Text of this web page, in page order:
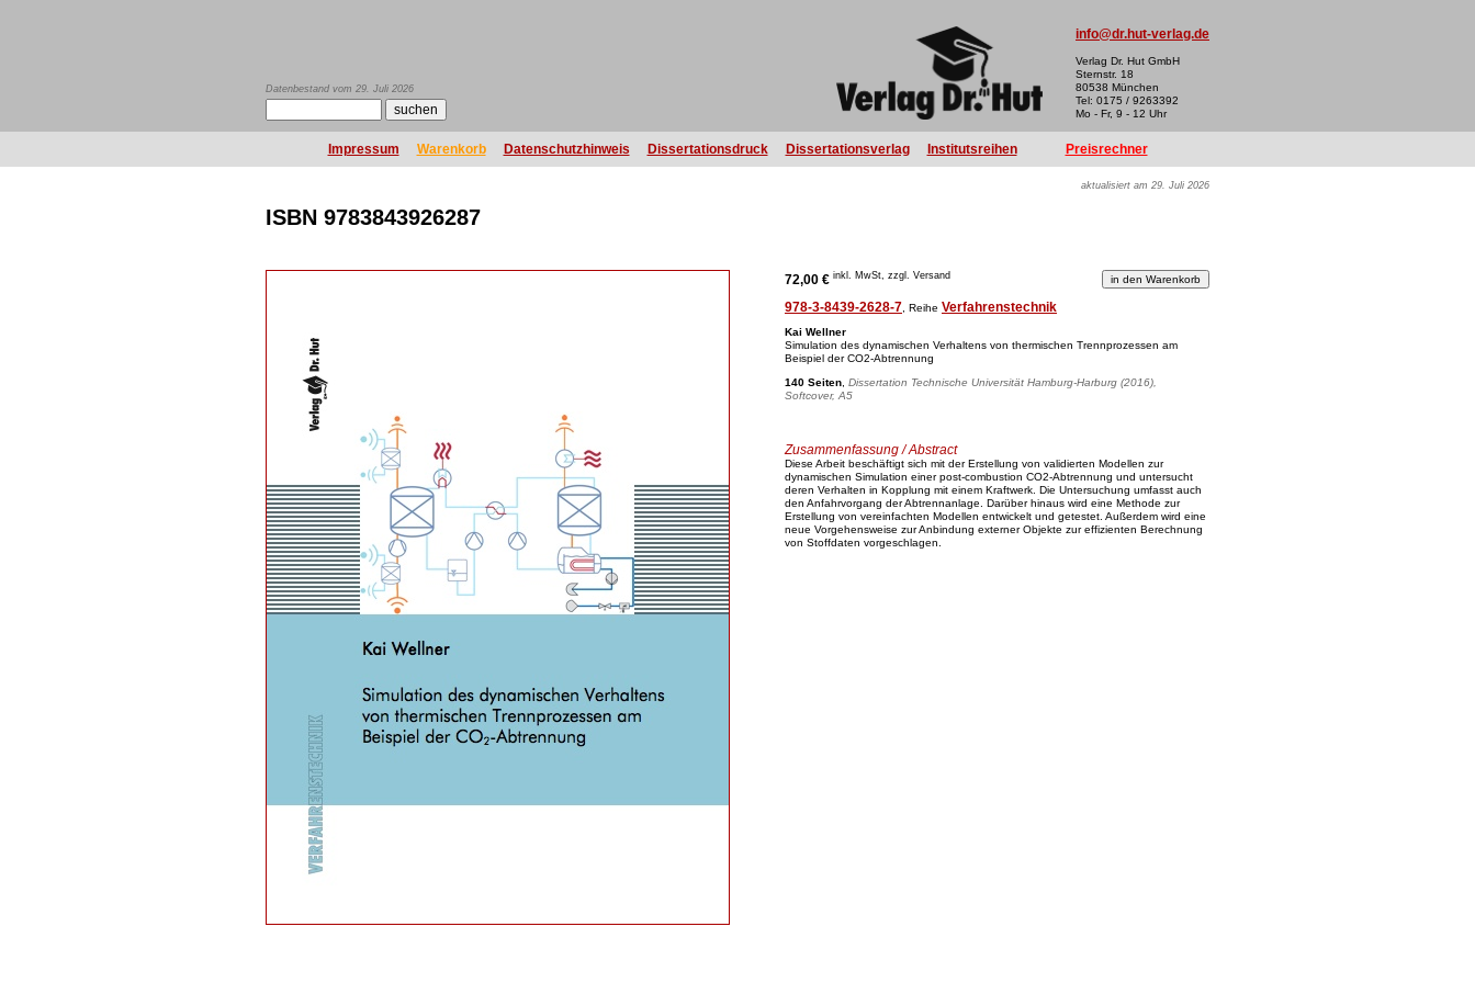
Datenbestand vom 29. Juli 2026
info@dr.hut-verlag.de
Verlag Dr. Hut GmbH
Sternstr. 18
80538 München
Tel: 0175 / 9263392
Mo - Fr, 9 - 12 Uhr
Impressum Warenkorb Datenschutzhinweis Dissertationsdruck Dissertationsverlag Institutsreihen Preisrechner
aktualisiert am 29. Juli 2026
ISBN 9783843926287
72,00 € inkl. MwSt, zzgl. Versand
978-3-8439-2628-7 , Reihe Verfahrenstechnik
Kai Wellner
Simulation des dynamischen Verhaltens von thermischen Trennprozessen am
Beispiel der CO2-Abtrennung
140 Seiten Dissertation Technische Universität Hamburg-Harburg (2016),
Softcover, A5
Zusammenfassung / Abstract
Diese Arbeit beschäftigt sich mit der Erstellung von validierten Modellen zur
dynamischen Simulation einer post-combustion CO2-Abtrennung und untersucht
deren Verhalten in Kopplung mit einem Kraftwerk. Die Untersuchung umfasst auch
den Anfahrvorgang der Abtrennanlage. Darüber hinaus wird eine Methode zur
Erstellung von vereinfachten Modellen entwickelt und getestet. Außerdem wird eine
neue Vorgehensweise zur Anbindung externer Objekte zur effizienten Berechnung
von Stoffdaten vorgeschlagen.